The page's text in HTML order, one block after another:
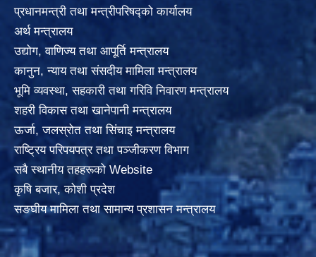
प्रधानमन्त्री तथा मन्त्रीपरिषद्को कार्यालय
अर्थ मन्त्रालय
उद्योग, वाणिज्य तथा आपूर्ति मन्त्रालय
कानुन, न्याय तथा संसदीय मामिला मन्त्रालय
भूमि व्यवस्था, सहकारी तथा गरिवि निवारण मन्त्रालय
शहरी विकास तथा खानेपानी मन्त्रालय
ऊर्जा, जलस्रोत तथा सिंचाइ मन्त्रालय
राष्ट्रिय परिपयपत्र तथा पञ्जीकरण विभाग
सबै स्थानीय तहहरूको Website
कृषि बजार, कोशी प्रदेश
सङघीय मामिला तथा सामान्य प्रशासन मन्त्रालय